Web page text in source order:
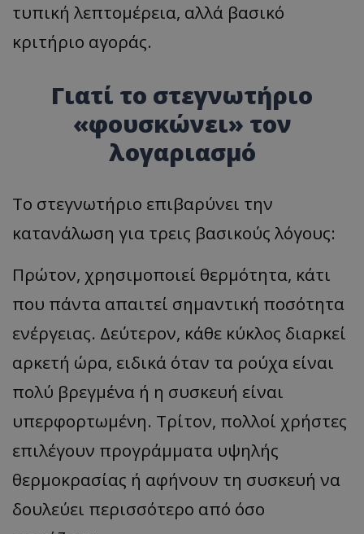
τυπική λεπτομέρεια, αλλά βασικό
κριτήριο αγοράς.
Γιατί το στεγνωτήριο
«φουσκώνει» τον
λογαριασμό
Το στεγνωτήριο επιβαρύνει την
κατανάλωση για τρεις βασικούς λόγους:
Πρώτον, χρησιμοποιεί θερμότητα, κάτι
που πάντα απαιτεί σημαντική ποσότητα
ενέργειας. Δεύτερον, κάθε κύκλος διαρκεί
αρκετή ώρα, ειδικά όταν τα ρούχα είναι
πολύ βρεγμένα ή η συσκευή είναι
υπερφορτωμένη. Τρίτον, πολλοί χρήστες
επιλέγουν προγράμματα υψηλής
θερμοκρασίας ή αφήνουν τη συσκευή να
δουλεύει περισσότερο από όσο